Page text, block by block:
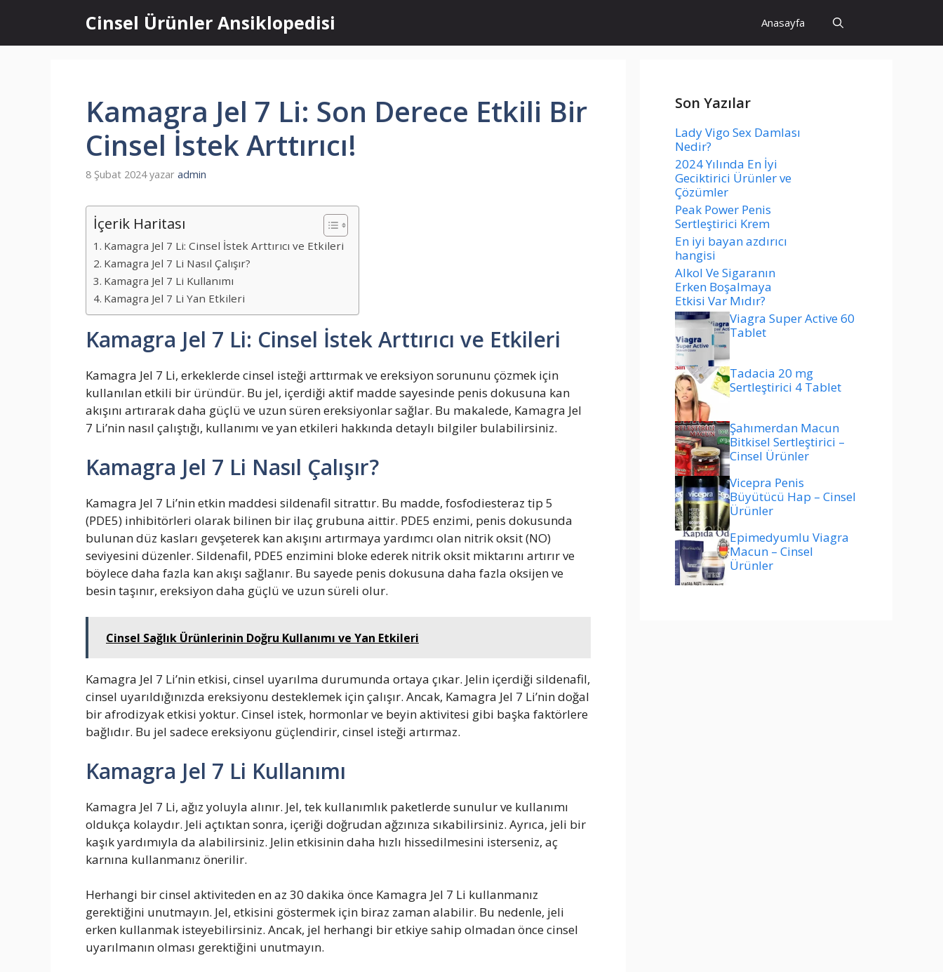
Cinsel Ürünler Ansiklopedisi Anasayfa
Kamagra Jel 7 Li: Son Derece Etkili Bir
Cinsel İstek Arttırıcı!
8 Şubat 2024 yazar admin
İçerik Haritası
Kamagra Jel 7 Li: Cinsel İstek Arttırıcı ve Etkileri
Kamagra Jel 7 Li Nasıl Çalışır?
Kamagra Jel 7 Li Kullanımı
Kamagra Jel 7 Li Yan Etkileri
Kamagra Jel 7 Li: Cinsel İstek Arttırıcı ve Etkileri
Kamagra Jel 7 Li, erkeklerde cinsel isteği arttırmak ve ereksiyon sorununu çözmek için
kullanılan etkili bir üründür. Bu jel, içerdiği aktif madde sayesinde penis dokusuna kan
akışını artırarak daha güçlü ve uzun süren ereksiyonlar sağlar. Bu makalede, Kamagra Jel
7 Li’nin nasıl çalıştığı, kullanımı ve yan etkileri hakkında detaylı bilgiler bulabilirsiniz.
Kamagra Jel 7 Li Nasıl Çalışır?
Kamagra Jel 7 Li’nin etkin maddesi sildenafil sitrattır. Bu madde, fosfodiesteraz tip 5
(PDE5) inhibitörleri olarak bilinen bir ilaç grubuna aittir. PDE5 enzimi, penis dokusunda
bulunan düz kasları gevşeterek kan akışını artırmaya yardımcı olan nitrik oksit (NO)
seviyesini düzenler. Sildenafil, PDE5 enzimini bloke ederek nitrik oksit miktarını artırır ve
böylece daha fazla kan akışı sağlanır. Bu sayede penis dokusuna daha fazla oksijen ve
besin taşınır, ereksiyon daha güçlü ve uzun süreli olur.
Cinsel Sağlık Ürünlerinin Doğru Kullanımı ve Yan Etkileri
Kamagra Jel 7 Li’nin etkisi, cinsel uyarılma durumunda ortaya çıkar. Jelin içerdiği sildenafil,
cinsel uyarıldığınızda ereksiyonu desteklemek için çalışır. Ancak, Kamagra Jel 7 Li’nin doğal
bir afrodizyak etkisi yoktur. Cinsel istek, hormonlar ve beyin aktivitesi gibi başka faktörlere
bağlıdır. Bu jel sadece ereksiyonu güçlendirir, cinsel isteği artırmaz.
Kamagra Jel 7 Li Kullanımı
Kamagra Jel 7 Li, ağız yoluyla alınır. Jel, tek kullanımlık paketlerde sunulur ve kullanımı
oldukça kolaydır. Jeli açtıktan sonra, içeriği doğrudan ağzınıza sıkabilirsiniz. Ayrıca, jeli bir
kaşık yardımıyla da alabilirsiniz. Jelin etkisinin daha hızlı hissedilmesini isterseniz, aç
karnına kullanmanız önerilir.
Herhangi bir cinsel aktiviteden en az 30 dakika önce Kamagra Jel 7 Li kullanmanız
gerektiğini unutmayın. Jel, etkisini göstermek için biraz zaman alabilir. Bu nedenle, jeli
erken kullanmak isteyebilirsiniz. Ancak, jel herhangi bir etkiye sahip olmadan önce cinsel
uyarılmanın olması gerektiğini unutmayın.
Son Yazılar
Lady Vigo Sex Damlası
Nedir?
2024 Yılında En İyi
Geciktirici Ürünler ve
Çözümler
Peak Power Penis
Sertleştirici Krem
En iyi bayan azdırıcı
hangisi
Alkol Ve Sigaranın
Erken Boşalmaya
Etkisi Var Mıdır?
Viagra Super Active 60
Tablet
Tadacia 20 mg
Sertleştirici 4 Tablet
Şahımerdan Macun
Bitkisel Sertleştirici –
Cinsel Ürünler
Vicepra Penis
Büyütücü Hap – Cinsel
Ürünler
Epimedyumlu Viagra
Macun – Cinsel
Ürünler